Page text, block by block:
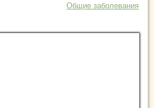
Общие заболевания